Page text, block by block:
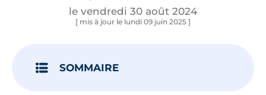
le vendredi 30 août 2024
[ mis à jour le lundi 09 juin 2025 ]
SOMMAIRE